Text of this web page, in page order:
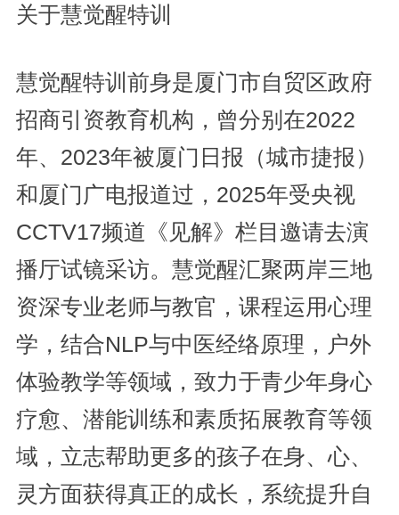
关于慧觉醒特训
慧觉醒特训前身是厦门市自贸区政府
招商引资教育机构，曾分别在2022
年、2023年被厦门日报（城市捷报）
和厦门广电报道过，2025年受央视
CCTV17频道《见解》栏目邀请去演
播厅试镜采访。慧觉醒汇聚两岸三地
资深专业老师与教官，课程运用心理
学，结合NLP与中医经络原理，户外
体验教学等领域，致力于青少年身心
疗愈、潜能训练和素质拓展教育等领
域，立志帮助更多的孩子在身、心、
灵方面获得真正的成长，系统提升自